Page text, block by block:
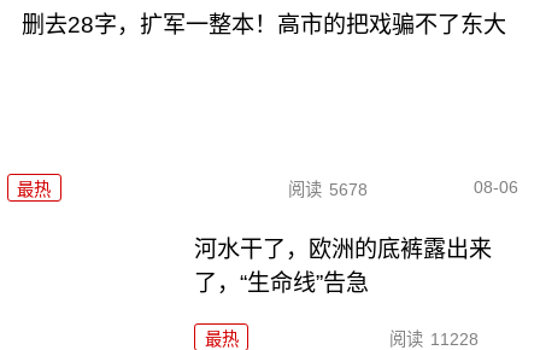
删去28字，扩军一整本！高市的把戏骗不了东大
最热 阅读 5678 08-06
河水干了，欧洲的底裤露出来
了，“生命线”告急
最热 阅读 11228